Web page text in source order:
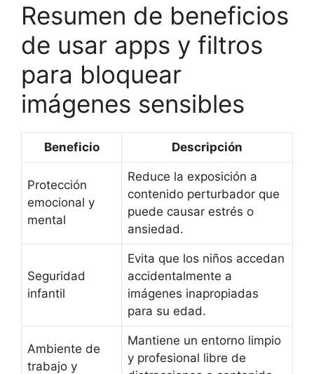
Resumen de beneficios
de usar apps y filtros
para bloquear
imágenes sensibles
Beneficio Descripción
Protección
emocional y
mental
Reduce la exposición a
contenido perturbador que
puede causar estrés o
ansiedad.
Seguridad
infantil
Evita que los niños accedan
accidentalmente a
imágenes inapropiadas
para su edad.
Ambiente de
trabajo y
Mantiene un entorno limpio
y profesional libre de